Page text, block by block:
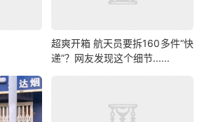
超爽开箱 航天员要拆160多件“快
递”？网友发现这个细节......